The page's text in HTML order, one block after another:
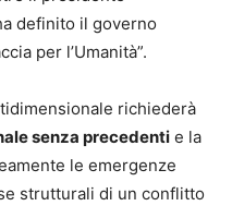
definito il governo
per l’Umanità”.
richiederà
senza precedenti e la
le emergenze
strutturali di un conflitto